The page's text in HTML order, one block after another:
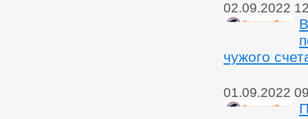
02.09.2022
чужого
01.09.2022